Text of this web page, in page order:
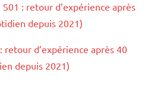
S01 : retour d’expérience après
depuis 2021)
retour d’expérience après 40
depuis 2021)